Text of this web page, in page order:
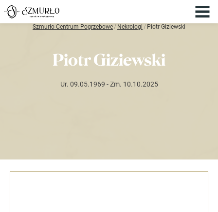
Szmurło Centrum Pogrzebowe / Nekrologi / Piotr Giziewski
Piotr Giziewski
Ur. 09.05.1969 - Zm. 10.10.2025